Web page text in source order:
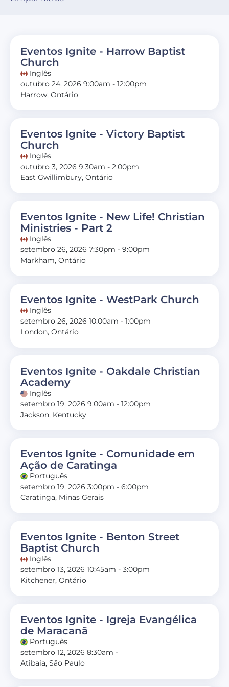
Eventos Ignite - Harrow Baptist
Church
Inglês
outubro 24, 2026 9:00am - 12:00pm
Harrow, Ontário
Eventos Ignite - Victory Baptist
Church
Inglês
outubro 3, 2026 9:30am - 2:00pm
East Gwillimbury, Ontário
Eventos Ignite - New Life! Christian
Ministries - Part 2
Inglês
setembro 26, 2026 7:30pm - 9:00pm
Markham, Ontário
Eventos Ignite - WestPark Church
Inglês
setembro 26, 2026 10:00am - 1:00pm
London, Ontário
Eventos Ignite - Oakdale Christian
Academy
Inglês
setembro 19, 2026 9:00am - 12:00pm
Jackson, Kentucky
Eventos Ignite - Comunidade em
Ação de Caratinga
Português
setembro 19, 2026 3:00pm - 6:00pm
Caratinga, Minas Gerais
Eventos Ignite - Benton Street
Baptist Church
Inglês
setembro 13, 2026 10:45am - 3:00pm
Kitchener, Ontário
Eventos Ignite - Igreja Evangélica
de Maracanã
Português
setembro 12, 2026 8:30am -
Atibaia, São Paulo